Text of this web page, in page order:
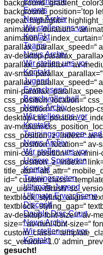
Events
News Archiv
Wir stellen uns vor
Kontakt
Teams
News Archiv
Wir stellen uns vor
Kontakt
Jugend
Erwachsene
Beachvolleyball
News Archiv
Wir stellen uns vor
Kontakt
Trainingsgruppen-
News Archiv
Wir stellen uns vor
Unsere Sportarten
Kontakt
Trainingszeiten
Ultimate Jugend
Ultimate Erwachsene
Discgolf
Double Disc Court
News Archiv
Wir stellen uns vor
Kontakt
background_position=’top
repeat‘ highlight=“
animation_duration=“
parallax_parallax_speed=“
av-desktop-
parallax_parallax=“ av-
av-small-
parallax_parallax_speed=“
mini-
css_position_location=“
css_position=“ av-desktop-
desktop-
av-medium-
css_position_z_index=“ av-
css_position_location=“ av-
mini-css_position=“ av-
css_position_z_index=“
title_attr=“ alt_attr=“
id=“ custom_class=“
av_uid=’av-t9rbsh‘
textblock_styling_align=“
textblock_styling_gap=“
av-desktop-font-size=“ av-
size=“ av-mini-font-size=“
custom_class=“
sc_version=’1.0′
gesucht!